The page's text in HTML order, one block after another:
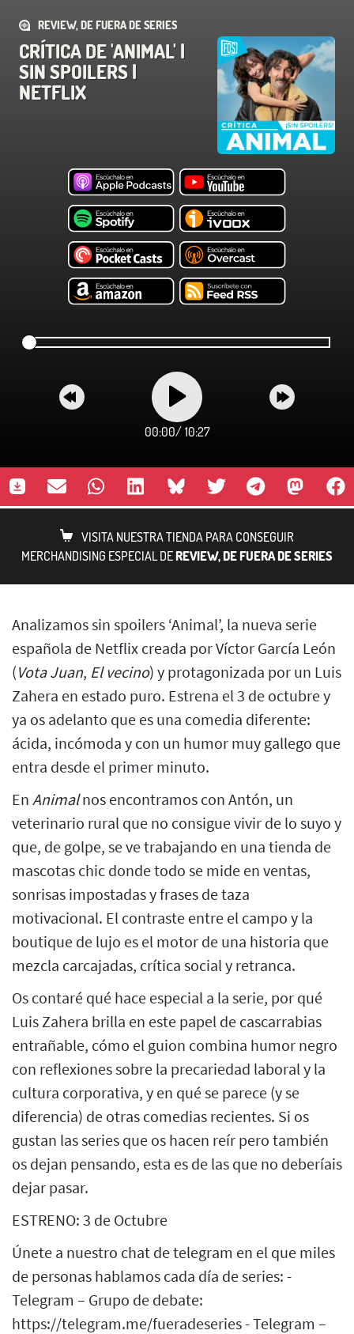
REVIEW, DE FUERA DE SERIES
CRÍTICA DE 'ANIMAL' |
SIN SPOILERS |
NETFLIX
00:00/ 10:27
VISITA NUESTRA TIENDA PARA CONSEGUIR
MERCHANDISING ESPECIAL DEREVIEW, DE FUERA DE SERIES
Analizamos sin spoilers ‘Animal’, la nueva serie
española de Netflix creada por Víctor García León
(Vota Juan, El vecino) y protagonizada por un Luis
Zahera en estado puro. Estrena el 3 de octubre y
ya os adelanto que es una comedia diferente:
ácida, incómoda y con un humor muy gallego que
entra desde el primer minuto.
En Animalnos encontramos con Antón, un
veterinario rural que no consigue vivir de lo suyo y
que, de golpe, se ve trabajando en una tienda de
mascotas chic donde todo se mide en ventas,
sonrisas impostadas y frases de taza
motivacional. El contraste entre el campo y la
boutique de lujo es el motor de una historia que
mezcla carcajadas, crítica social y retranca.
Os contaré qué hace especial a la serie, por qué
Luis Zahera brilla en este papel de cascarrabias
entrañable, cómo el guion combina humor negro
con reflexiones sobre la precariedad laboral y la
cultura corporativa, y en qué se parece (y se
diferencia) de otras comedias recientes. Si os
gustan las series que os hacen reír pero también
os dejan pensando, esta es de las que no deberíais
dejar pasar.
ESTRENO: 3 de Octubre
Únete a nuestro chat de telegram en el que miles
de personas hablamos cada día de series: -
Telegram – Grupo de debate:
https://telegram.me/fueradeseries - Telegram –